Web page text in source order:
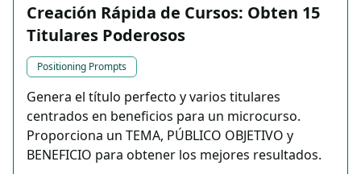
Creación Rápida de Cursos: Obten 15
Titulares Poderosos
Positioning Prompts
Genera el título perfecto y varios titulares
centrados en beneficios para un microcurso.
Proporciona un TEMA, PÚBLICO OBJETIVO y
BENEFICIO para obtener los mejores resultados.